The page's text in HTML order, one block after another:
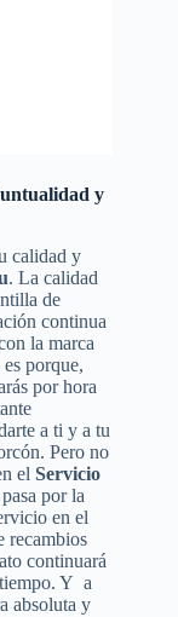
y
calidad y
. La calidad
de
continua
la marca
porque,
por hora
a ti y a tu
Pero no
el Servicio
por la
en el
recambios
continuará
Y a
absoluta y